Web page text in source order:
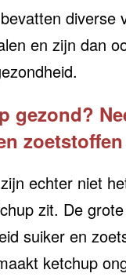
diverse
en zijn dan
gezond?
zoetstoffen
echter niet
zit. De grote
suiker en
ketchup